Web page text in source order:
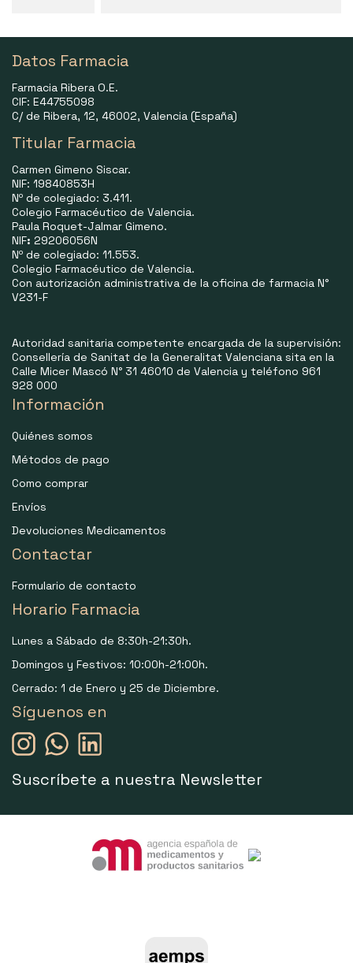
Datos Farmacia
Farmacia Ribera O.E.
CIF: E44755098
C/ de Ribera, 12, 46002, Valencia (España)
Titular Farmacia
Carmen Gimeno Siscar.
NIF: 19840853H
Nº de colegiado: 3.411.
Colegio Farmacéutico de Valencia.
Paula Roquet-Jalmar Gimeno.
NIF: 29206056N
Nº de colegiado: 11.553.
Colegio Farmacéutico de Valencia.
Con autorización administrativa de la oficina de farmacia N°
V231-F
Autoridad sanitaria competente encargada de la supervisión:
Consellería de Sanitat de la Generalitat Valenciana sita en la
Calle Micer Mascó N° 31 46010 de Valencia y teléfono 961
928 000
Información
Quiénes somos
Métodos de pago
Como comprar
Envíos
Devoluciones Medicamentos
Contactar
Formulario de contacto
Horario Farmacia
Lunes a Sábado de 8:30h-21:30h.
Domingos y Festivos: 10:00h-21:00h.
Cerrado: 1 de Enero y 25 de Diciembre.
Síguenos en
Suscríbete a nuestra Newsletter